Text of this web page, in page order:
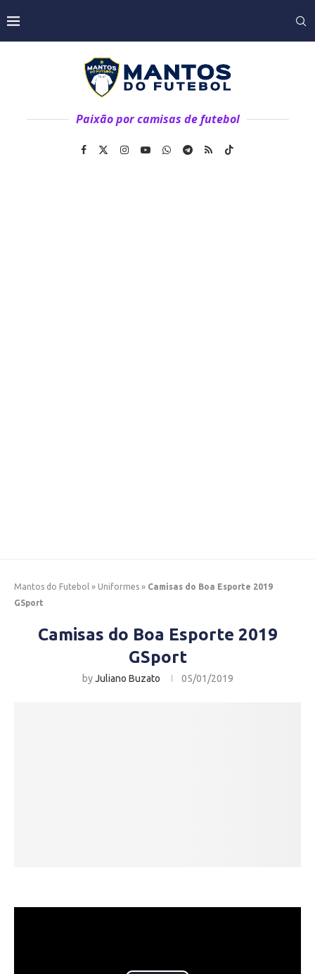
Paixão por camisas de futebol
Mantos do Futebol » Uniformes » Camisas do Boa Esporte 2019
GSport
Camisas do Boa Esporte 2019
GSport
byJuliano Buzato 05/01/2019